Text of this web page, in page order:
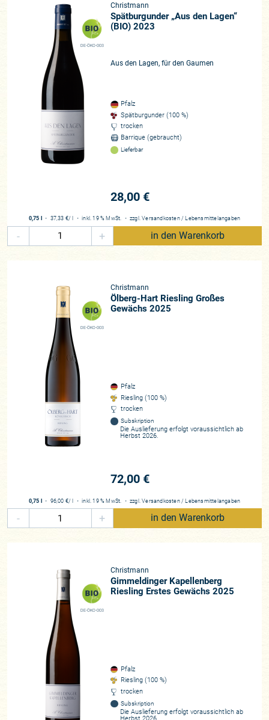
DE-ÖKO-003
Christmann
Spätburgunder „Aus den Lagen“
(BIO) 2023
Aus den Lagen, für den Gaumen
Pfalz
Spätburgunder (100 %)
trocken
Barrique (gebraucht)
Lieferbar
28,00 €
0,75 l ・ 37,33 €/ l ・inkl. 19 % MwSt. ・ zzgl.Versandkosten / Lebensmittelangaben
- + in den Warenkorb
DE-ÖKO-003
Christmann
Ölberg-Hart Riesling Großes
Gewächs 2025
Pfalz
Riesling (100 %)
trocken
Subskription
Die Auslieferung erfolgt voraussichtlich ab
Herbst 2026.
72,00 €
0,75 l ・ 96,00 €/ l ・inkl. 19 % MwSt. ・ zzgl.Versandkosten / Lebensmittelangaben
- + in den Warenkorb
DE-ÖKO-003
Christmann
Gimmeldinger Kapellenberg
Riesling Erstes Gewächs 2025
Pfalz
Riesling (100 %)
trocken
Subskription
Die Auslieferung erfolgt voraussichtlich ab